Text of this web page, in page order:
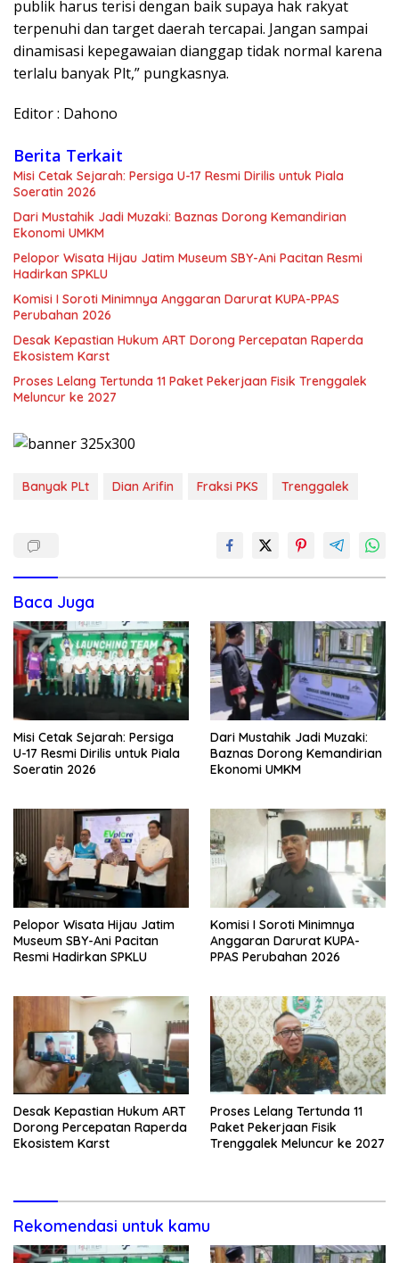
publik harus terisi dengan baik supaya hak rakyat
terpenuhi dan target daerah tercapai. Jangan sampai
dinamisasi kepegawaian dianggap tidak normal karena
terlalu banyak Plt,” pungkasnya.
Editor : Dahono
Berita Terkait
Misi Cetak Sejarah: Persiga U-17 Resmi Dirilis untuk Piala
Soeratin 2026
Dari Mustahik Jadi Muzaki: Baznas Dorong Kemandirian
Ekonomi UMKM
Pelopor Wisata Hijau Jatim Museum SBY-Ani Pacitan Resmi
Hadirkan SPKLU
Komisi I Soroti Minimnya Anggaran Darurat KUPA-PPAS
Perubahan 2026
Desak Kepastian Hukum ART Dorong Percepatan Raperda
Ekosistem Karst
Proses Lelang Tertunda 11 Paket Pekerjaan Fisik Trenggalek
Meluncur ke 2027
Banyak PLt Dian Arifin Fraksi PKS Trenggalek
Baca Juga
Misi Cetak Sejarah: Persiga
U-17 Resmi Dirilis untuk Piala
Soeratin 2026
Dari Mustahik Jadi Muzaki:
Baznas Dorong Kemandirian
Ekonomi UMKM
Pelopor Wisata Hijau Jatim
Museum SBY-Ani Pacitan
Resmi Hadirkan SPKLU
Komisi I Soroti Minimnya
Anggaran Darurat KUPA-
PPAS Perubahan 2026
Desak Kepastian Hukum ART
Dorong Percepatan Raperda
Ekosistem Karst
Proses Lelang Tertunda 11
Paket Pekerjaan Fisik
Trenggalek Meluncur ke 2027
Rekomendasi untuk kamu